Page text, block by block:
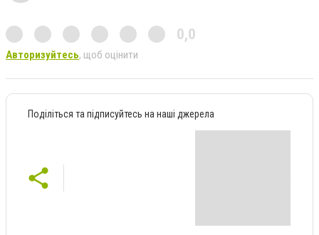
0,0
Авторизуйтесь, щоб оцінити
Поділіться та підписуйтесь на наші джерела